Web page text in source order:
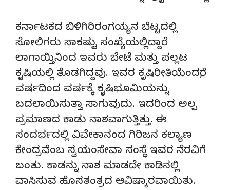
ಕರ್ನಾಟಕದ ಬಿಳಿಗಿರಿರಂಗಯ್ಯನ ಬೆಟ್ಟದಲ್ಲಿ
ಸೋಲಿಗರು ಸಾಕಷ್ಟು ಸಂಖ್ಯೆಯಲ್ಲಿದ್ದಾರೆ.
ಲಾಗಾಯ್ತಿನಿಂದ ಇವರು ಬೇಟೆ ಮತ್ತು ಪಲ್ಲಟ
ಕೃಷಿಯಲ್ಲಿ ತೊಡಗಿದ್ದವು. ಇವರ ಕೃಷಿರೀತಿಯೆಂದರೆ,
ವರ್ಷದಿಂದ ವರ್ಷಕ್ಕೆ ಕೃಷಿಭೂಮಿಯನ್ನು
ಬದಲಾಯಿಸುತ್ತಾ ಸಾಗುವುದು. ಇದರಿಂದ ಅಲ್ಪ
ಪ್ರಮಾಣದ ಕಾಡು ನಾಶವಾಗುತ್ತಿತ್ತು. ಈ
ಸಂದರ್ಭದಲ್ಲಿ ವಿವೇಕಾನಂದ ಗಿರಿಜನ ಕಲ್ಯಾಣ
ಕೇಂದ್ರವೆಂಬ ಸ್ವಯಂಸೇವಾ ಸಂಸ್ಥೆ ಇವರ ನೆರವಿಗೆ
ಬಂತು. ಕಾಡನ್ನು ನಾಶ ಮಾಡದೇ ಕಾಡಿನಲ್ಲಿ
ವಾಸಿಸುವ ಹೊಸತಂತ್ರದ ಆವಿಷ್ಕಾರವಾಯಿತು.